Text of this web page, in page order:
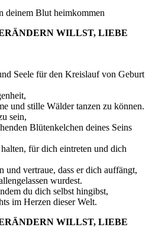
deinem Blut heimkommen
WILLST, LIEBE
Seele für den Kreislauf von Geburt
und stille Wälder tanzen zu können.
sein,
Blütenkelchen deines Seins
für dich eintreten und dich
und vertraue, dass er dich auffängt,
wurdest.
du dich selbst hingibst,
im Herzen dieser Welt.
WILLST, LIEBE